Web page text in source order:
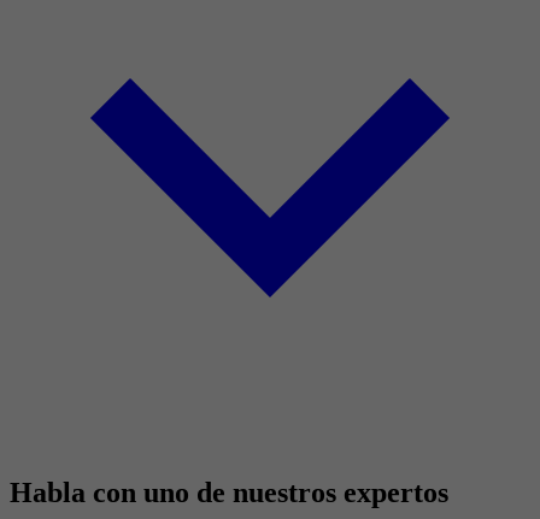
Habla con uno de nuestros expertos